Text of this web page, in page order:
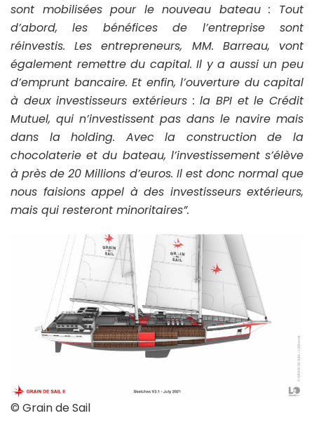
sont mobilisées pour le nouveau bateau : Tout
d’abord, les bénéfices de l’entreprise sont
réinvestis. Les entrepreneurs, MM. Barreau, vont
également remettre du capital. Il y a aussi un peu
d’emprunt bancaire. Et enfin, l’ouverture du capital
à deux investisseurs extérieurs : la BPI et le Crédit
Mutuel, qui n’investissent pas dans le navire mais
dans la holding. Avec la construction de la
chocolaterie et du bateau, l’investissement s’élève
à près de 20 Millions d’euros. Il est donc normal que
nous faisions appel à des investisseurs extérieurs,
mais qui resteront minoritaires”.
© Grain de Sail